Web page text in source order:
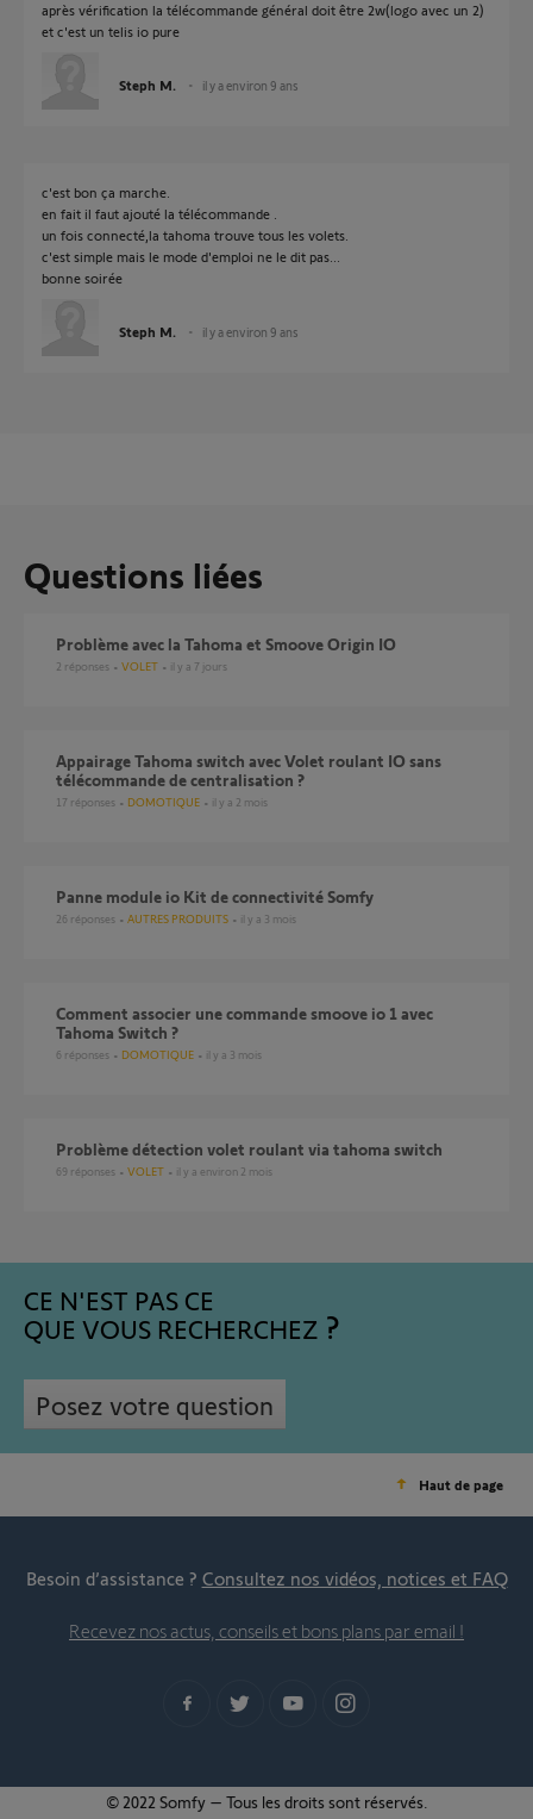
après vérification la télécommande général doit être 2w(logo avec un 2)
et c'est un telis io pure
Steph M. il y a environ 9 ans
c'est bon ça marche.
en fait il faut ajouté la télécommande .
un fois connecté,la tahoma trouve tous les volets.
c'est simple mais le mode d'emploi ne le dit pas...
bonne soirée
Steph M. il y a environ 9 ans
Questions liées
Problème avec la Tahoma et Smoove Origin IO
2 réponses VOLET il y a 7 jours
Appairage Tahoma switch avec Volet roulant IO sans
télécommande de centralisation ?
17 réponses DOMOTIQUE il y a 2 mois
Panne module io Kit de connectivité Somfy
26 réponses AUTRES PRODUITS il y a 3 mois
Comment associer une commande smoove io 1 avec
Tahoma Switch ?
6 réponses DOMOTIQUE il y a 3 mois
Problème détection volet roulant via tahoma switch
69 réponses VOLET il y a environ 2 mois
CE N'EST PAS CE
QUE VOUS RECHERCHEZ
Posez votre question
Haut de page
Besoin d’assistance ? Consultez nos vidéos, notices et FAQ
Recevez nos actus, conseils et bons plans par email !
© 2022 Somfy – Tous les droits sont réservés.